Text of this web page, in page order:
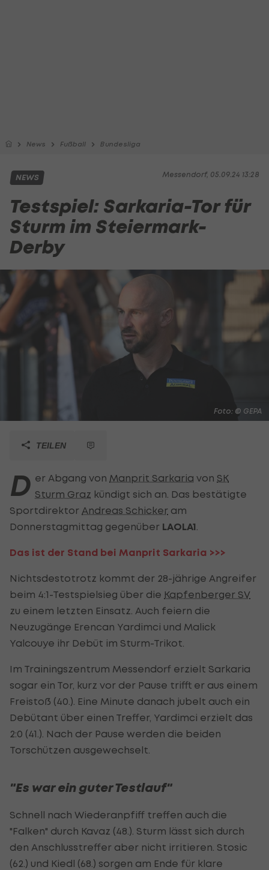
News Fußball Bundesliga
Messendorf, 05.09.24 13:28
NEWS
Testspiel: Sarkaria-Tor für
Sturm im Steiermark-
Derby
Foto: © GEPA
TEILEN
D er Abgang von Manprit Sarkaria von SK
Sturm Graz kündigt sich an. Das bestätigte
Sportdirektor Andreas Schicker am
Donnerstagmittag gegenüber LAOLA1
Das ist der Stand bei Manprit Sarkaria >>>
Nichtsdestotrotz kommt der 28-jährige Angreifer
beim 4:1-Testspielsieg über die Kapfenberger SV
zu einem letzten Einsatz. Auch feiern die
Neuzugänge Erencan Yardimci und Malick
Yalcouye ihr Debüt im Sturm-Trikot.
Im Trainingszentrum Messendorf erzielt Sarkaria
sogar ein Tor, kurz vor der Pause trifft er aus einem
Freistoß (40.). Eine Minute danach jubelt auch ein
Debütant über einen Treffer, Yardimci erzielt das
2:0 (41.). Nach der Pause werden die beiden
Torschützen ausgewechselt.
"Es war ein guter Testlauf"
Schnell nach Wiederanpfiff treffen auch die
"Falken" durch Kavaz (48.). Sturm lässt sich durch
den Anschlusstreffer aber nicht irritieren. Stosic
(62.) und Kiedl (68.) sorgen am Ende für klare